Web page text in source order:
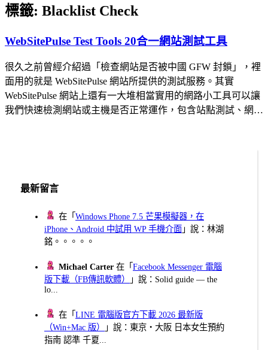
標籤: Blacklist Check
WebSitePulse Test Tools 20合一網站測試工具
很久之前曾經介紹過「檢查網站是否被中國 GFW 封鎖」，裡
面用的就是 WebSitePulse 網站所提供的測試服務。其實
WebSitePulse 網站上還有一大堆相當實用的網路小工具可以讓
我們快速檢測網站或主機是否正常運作，包含站點測試、網…
最新留言
在「Windows Phone 7.5 芒果模擬器，在
iPhone、Android 中試用 WP 手機介面 」說：林湖
銘。。。。。
Michael Carter 在「Facebook Messenger 電腦
版下載（FB傳訊軟體）
」說：Solid guide — the
lo...
在「LINE 電腦版官方下載 2026 最新版
（Win+Mac 版）
」說：東京・大阪 日本女生預約
指南 認準 千夏...